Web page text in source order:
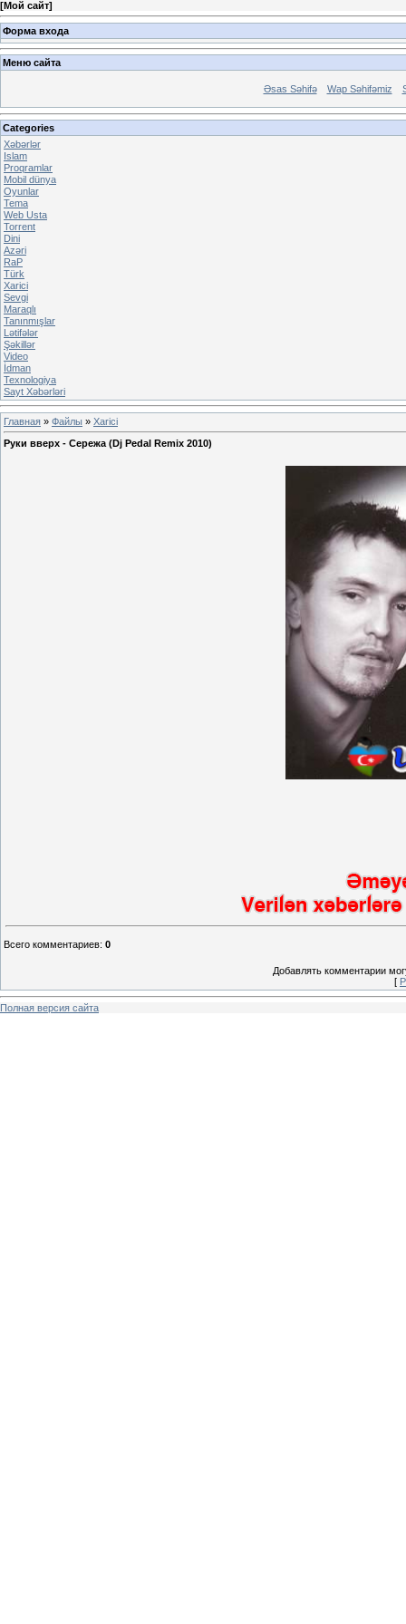
[Мой сайт]
Форма входа
Меню сайта
Əsas Səhifə Wap Səhifəmiz
Categories
Xəbərlər
Islam
Proqramlar
Mobil dünya
Oyunlar
Tema
Web Usta
Torrent
Dini
Azəri
RaP
Türk
Xarici
Sevgi
Maraqlı
Tanınmışlar
Lətifələr
Şəkillər
Video
İdman
Texnologiya
Sayt Xəbərləri
Главная » Файлы » Xarici
Руки вверх - Сережа (Dj Pedal Remix 2010)
Всего комментариев: 0
Добавлять комментарии
[
Полная версия сайта